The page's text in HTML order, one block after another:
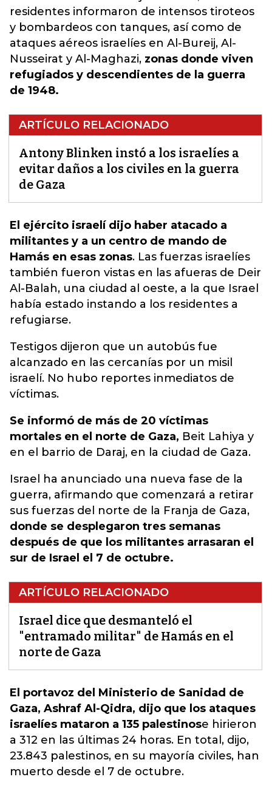
residentes informaron de intensos tiroteos
y bombardeos con tanques, así como de
ataques aéreos israelíes en Al-Bureij, Al-
Nusseirat y Al-Maghazi, zonas donde viven
refugiados y descendientes de la guerra
de 1948.
ARTÍCULO RELACIONADO
Antony Blinken instó a los israelíes a
evitar daños a los civiles en la guerra
de Gaza
El ejército israelí dijo haber atacado a
militantes y a un centro de mando de
Hamás en esas zonas. Las fuerzas israelíes
también fueron vistas en las afueras de Deir
Al-Balah, una ciudad al oeste, a la que Israel
había estado instando a los residentes a
refugiarse.
Testigos dijeron que un autobús fue
alcanzado en las cercanías por un misil
israelí. No hubo reportes inmediatos de
víctimas.
Se informó de más de 20 víctimas
mortales en el norte de Gaza, Beit Lahiya y
en el barrio de Daraj, en la ciudad de Gaza.
Israel ha anunciado una nueva fase de la
guerra, afirmando que comenzará a retirar
sus fuerzas del norte de la Franja de Gaza,
donde se desplegaron tres semanas
después de que los militantes arrasaran el
sur de Israel el 7 de octubre.
ARTÍCULO RELACIONADO
Israel dice que desmanteló el
"entramado militar" de Hamás en el
norte de Gaza
El portavoz del Ministerio de Sanidad de
Gaza, Ashraf Al-Qidra, dijo que los ataques
israelíes mataron a 135 palestinose hirieron
a 312 en las últimas 24 horas. En total, dijo,
23.843 palestinos, en su mayoría civiles, han
muerto desde el 7 de octubre.